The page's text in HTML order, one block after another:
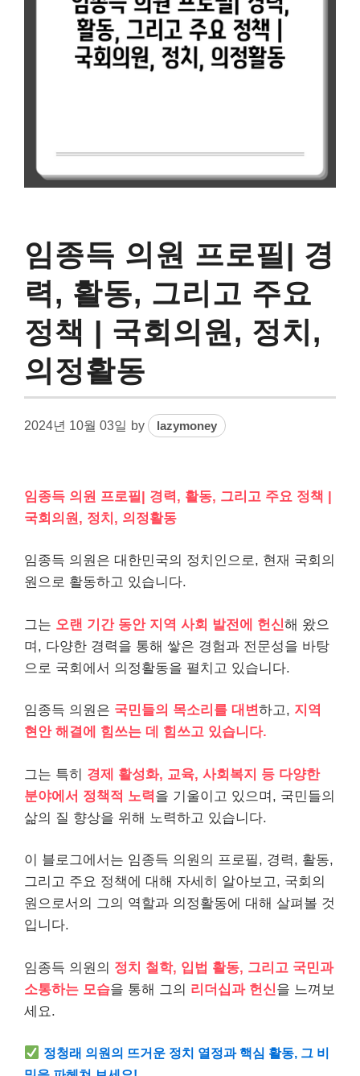
임종득 의원 프로필| 경
력, 활동, 그리고 주요
정책 | 국회의원, 정치,
의정활동
2024년 10월 03일 by lazymoney
임종득 의원 프로필| 경력, 활동, 그리고 주요 정책 |
국회의원, 정치, 의정활동
임종득 의원은 대한민국의 정치인으로, 현재 국회의
원으로 활동하고 있습니다.
그는 오랜 기간 동안 지역 사회 발전에 헌신해 왔으
며, 다양한 경력을 통해 쌓은 경험과 전문성을 바탕
으로 국회에서 의정활동을 펼치고 있습니다.
임종득 의원은 국민들의 목소리를 대변하고, 지역
현안 해결에 힘쓰는 데 힘쓰고 있습니다.
그는 특히 경제 활성화, 교육, 사회복지 등 다양한
분야에서 정책적 노력 을 기울이고 있으며, 국민들의
삶의 질 향상을 위해 노력하고 있습니다.
이 블로그에서는 임종득 의원의 프로필, 경력, 활동,
그리고 주요 정책에 대해 자세히 알아보고, 국회의
원으로서의 그의 역할과 의정활동에 대해 살펴볼 것
입니다.
임종득 의원의 정치 철학, 입법 활동, 그리고 국민과
소통하는 모습을 통해 그의 리더십과 헌신을 느껴보
세요.
정청래 의원의 뜨거운 정치 열정과 핵심 활동, 그 비